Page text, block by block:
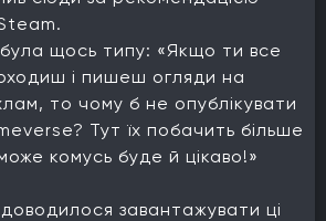
щось типу: «Якщо ти все
і пишеш огляди на
то чому б не опублікувати
Тут їх побачить більше
комусь буде й цікаво!»
завантажувати ці